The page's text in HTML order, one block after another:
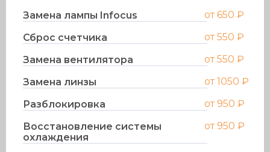
Замена лампы Infocus
от 650 ₽
Сброс счетчика
от 550 ₽
Замена вентилятора
от 550 ₽
Замена линзы
от 1050 ₽
Разблокировка
от 950 ₽
Восстановление системы
охлаждения
от 950 ₽